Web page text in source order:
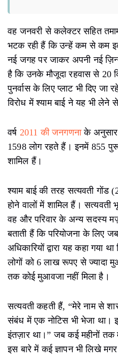
वह जनवरी से कलेक्टर सहित
भटक रही हैं कि उन्हें कम से कम
नई जगह पर जाकर अपनी नई
है कि उनके मौजूदा रहवास से 20
पुनर्वास के लिए प्लाट भी दिए
विरोध में श्याम बाई ने यह भी लेने
वर्ष 2011 की जनगणनाके अनुसार
1598 लोग रहते हैं। इनमें 855
शामिल हैं।
श्याम बाई की तरह सत्यवती गोंड
होने वालों में शामिल हैं। सत्यवती
वह और परिवार के अन्य सदस्य
बताती हैं कि परियोजना के लिए
अधिकारियों द्वारा यह कहा गया
लोगों को 6 लाख रूपए से ज्यादा
तक कोई मुआवजा नहीं मिला है।
सत्यवती कहती हैं, “मेरे नाम से
संबंध में एक नोटिस भी भेजा
इंतज़ार था।” जब कई महीनों तक
इस बारे में कई ज्ञापन भी लिखे